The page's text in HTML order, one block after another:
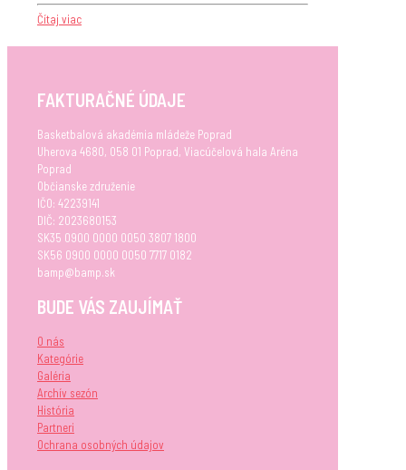
Čítaj viac
FAKTURAČNÉ ÚDAJE
Basketbalová akadémia mládeže Poprad
Uherova 4680, 058 01 Poprad, Viacúčelová hala Aréna
Poprad
Občianske združenie
IČO: 42239141
DIČ: 2023680153
SK35 0900 0000 0050 3807 1800
SK56 0900 0000 0050 7717 0182
bamp@bamp.sk
BUDE VÁS ZAUJÍMAŤ
O nás
Kategórie
Galéria
Archív sezón
História
Partneri
Ochrana osobných údajov